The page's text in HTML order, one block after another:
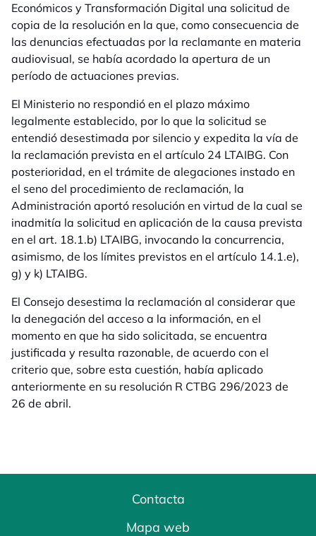
Económicos y Transformación Digital una solicitud de
copia de la resolución en la que, como consecuencia de
las denuncias efectuadas por la reclamante en materia
audiovisual, se había acordado la apertura de un
período de actuaciones previas.
El Ministerio no respondió en el plazo máximo
legalmente establecido, por lo que la solicitud se
entendió desestimada por silencio y expedita la vía de
la reclamación prevista en el artículo 24 LTAIBG. Con
posterioridad, en el trámite de alegaciones instado en
el seno del procedimiento de reclamación, la
Administración aportó resolución en virtud de la cual se
inadmitía la solicitud en aplicación de la causa prevista
en el art. 18.1.b) LTAIBG, invocando la concurrencia,
asimismo, de los límites previstos en el artículo 14.1.e),
g) y k) LTAIBG.
El Consejo desestima la reclamación al considerar que
la denegación del acceso a la información, en el
momento en que ha sido solicitada, se encuentra
justificada y resulta razonable, de acuerdo con el
criterio que, sobre esta cuestión, había aplicado
anteriormente en su resolución R CTBG 296/2023 de
26 de abril.
Contacta
Mapa web